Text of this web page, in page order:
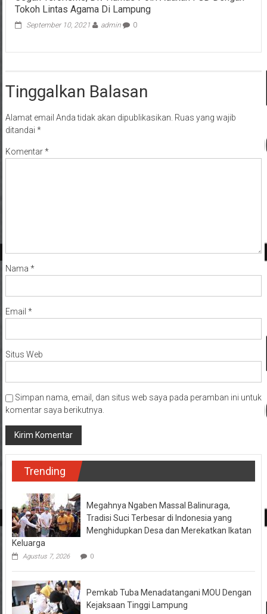
Tokoh Lintas Agama Di Lampung
September 10, 2021 admin 0
Tinggalkan Balasan
Alamat email Anda tidak akan dipublikasikan. Ruas yang wajib
ditandai *
Komentar*
Nama *
Email *
Situs Web
Simpan nama, email, dan situs web saya pada peramban ini untuk
komentar saya berikutnya.
Trending
Megahnya Ngaben Massal Balinuraga,
Tradisi Suci Terbesar di Indonesia yang
Menghidupkan Desa dan Merekatkan Ikatan
Keluarga
Agustus 7, 2026 0
Pemkab Tuba Menadatangani MOU Dengan
Kejaksaan Tinggi Lampung